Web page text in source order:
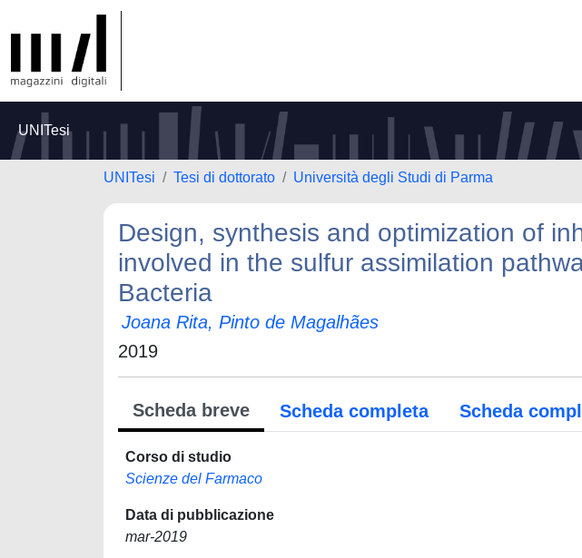
UNITesi
UNITesi Tesi di dottorato Università degli Studi di Parma
Design, synthesis and optimization of
involved in the sulfur assimilation
Bacteria
Joana Rita, Pinto de Magalhães
2019
Scheda breve Scheda completa Scheda
Corso di studio
Scienze del Farmaco
Data di pubblicazione
mar-2019